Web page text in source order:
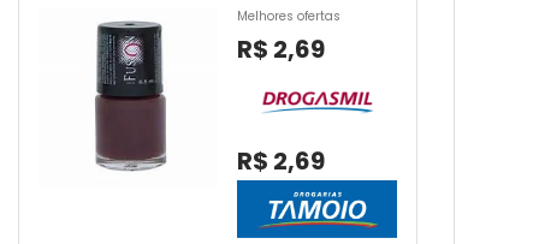
Melhores ofertas
R$ 2,69
R$ 2,69